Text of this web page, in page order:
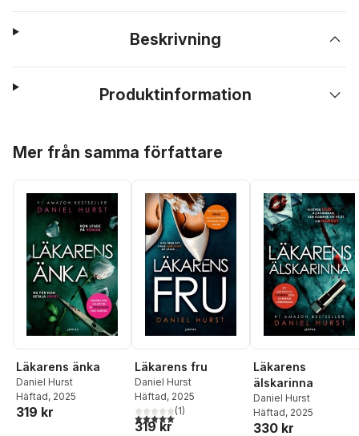
Beskrivning
Produktinformation
Mer från samma författare
Läkarens änka
Daniel Hurst
Häftad, 2025
319 kr
Läkarens fru
Daniel Hurst
Häftad, 2025
5,0utav 5 stjärnor. Totalt antal röster:
(1)
319 kr
Läkarens
älskarinna
Daniel Hurst
Häftad, 2025
330 kr